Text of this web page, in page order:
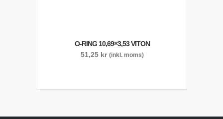
O-RING 10,69×3,53 VITON
51,25 kr (inkl. moms)